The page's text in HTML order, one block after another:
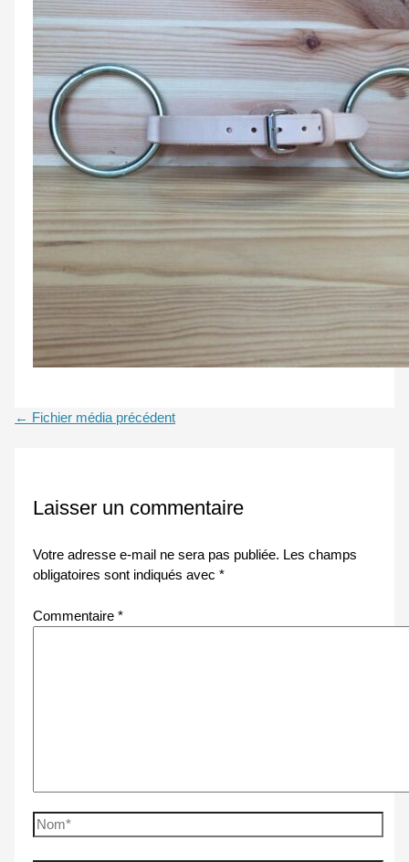
← Fichier média précédent
Laisser un commentaire
Votre adresse e-mail ne sera pas publiée. Les champs
obligatoires sont indiqués avec*
Commentaire*
Nom*